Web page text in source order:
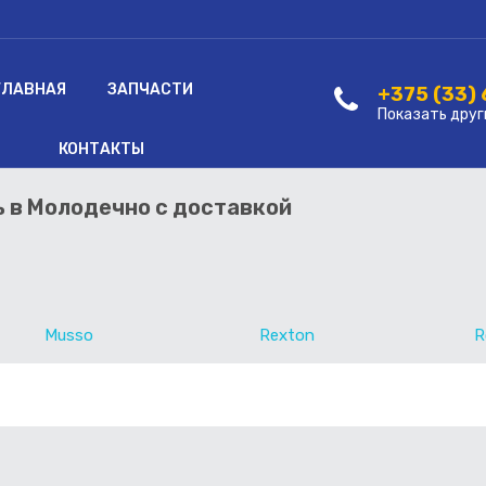
ЗАПЧАСТИ
КОНТАКТЫ
+375 (33)
Показать
в Молодечно с доставкой
Musso Rexton